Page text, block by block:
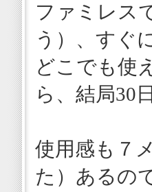
ファミレス
う）、すぐ
どこでも使
ら、結局30
使用感も７
た）あるの